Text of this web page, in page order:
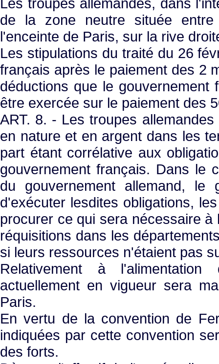
de la zone neutre située
l'enceinte de Paris, sur la rive
Les stipulations du traité du 26
français après le paiement des 2
déductions que le
être exercée sur le paiement des
ART. 8. - Les troupes
en nature et en argent dans les
part étant corrélative aux
gouvernement français. Dans le
du gouvernement allemand, le
d'exécuter lesdites obligations,
procurer ce qui sera nécessaire
réquisitions dans les
si leurs ressources n'étaient pas
Relativement à
actuellement en vigueur sera
Paris.
En vertu de la convention de
indiquées par cette convention
des forts.